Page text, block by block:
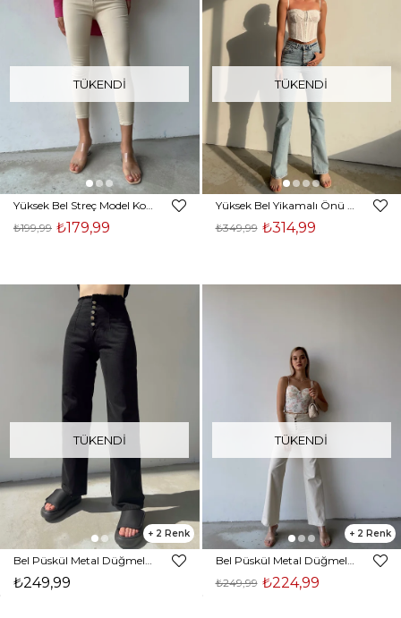
TÜKENDI
₺179,99
₺199,99
TÜKENDI
₺314,99
₺349,99
TÜKENDI
2
₺249,99
TÜKENDI
2
₺224,99
₺249,99